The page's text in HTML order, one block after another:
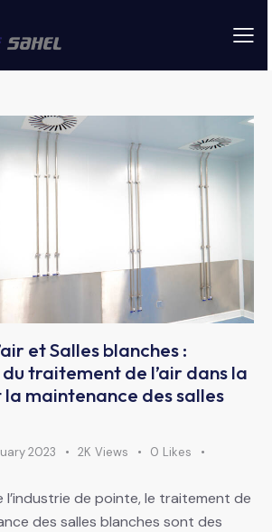
et Salles blanches :
traitement de l’air dans la
maintenance des salles
2023 2K Views 0 Likes
l’industrie de pointe, le traitement de
des salles blanches sont des